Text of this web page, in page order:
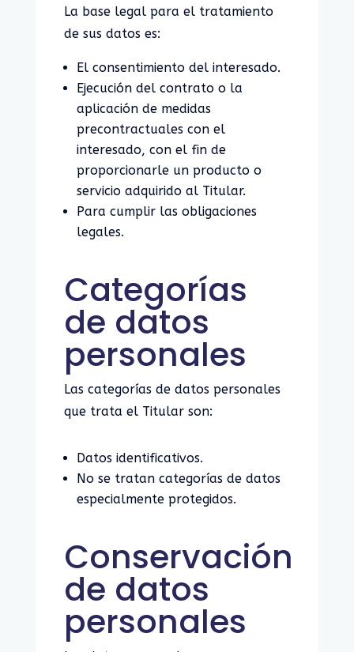
La base legal para el tratamiento
de sus datos es:
El consentimiento del interesado.
Ejecución del contrato o la
aplicación de medidas
precontractuales con el
interesado, con el fin de
proporcionarle un producto o
servicio adquirido al Titular.
Para cumplir las obligaciones
legales.
Categorías
de datos
personales
Las categorías de datos personales
que trata el Titular son:
Datos identificativos.
No se tratan categorías de datos
especialmente protegidos.
Conservación
de datos
personales